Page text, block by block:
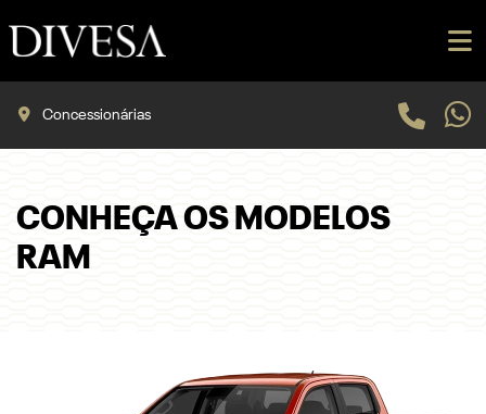
Concessionárias
CONHEÇA OS MODELOS
RAM